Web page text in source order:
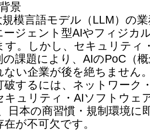
景
模言語モデル（LLM）の
ージェント型AIやフィジカ
す。しかし、セキュリティ
の課題により、AIのPoC（
ない企業が後を絶ちません
するには、ネットワーク
キュリティ・AIソフトウェ
日本の商習慣・規制環境に
が不可欠です。